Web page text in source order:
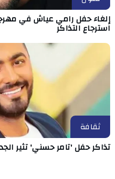
إلغاء حفل رامي عياش في
استرجاع التذاكر
ثقافة
تذاكر حفل 'تامر حسني' تثير